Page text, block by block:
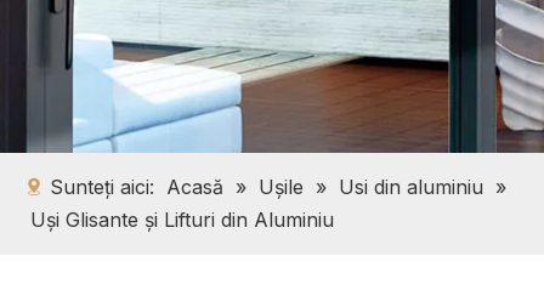
Sunteți aici: Acasă » Ușile » Usi din aluminiu »
Uși Glisante și Lifturi din Aluminiu